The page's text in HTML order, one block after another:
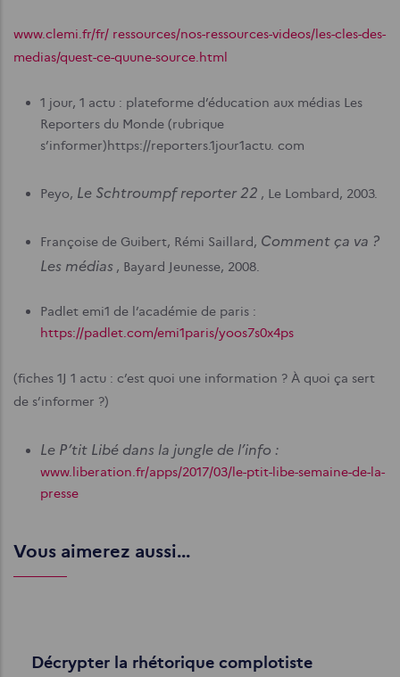
www.clemi.fr/fr/ ressources/nos-ressources-videos/les-cles-des-
medias/quest-ce-quune-source.html
1 jour, 1 actu : plateforme d’éducation aux médias Les
Reporters du Monde (rubrique
s’informer)https://reporters.1jour1actu. com
Peyo, Le Schtroumpf reporter 22 , Le Lombard, 2003.
Françoise de Guibert, Rémi Saillard, Comment ça va ?
Les médias , Bayard Jeunesse, 2008.
Padlet emi1 de l’académie de paris :
https://padlet.com/emi1paris/yoos7s0x4ps
(fiches 1J 1 actu : c’est quoi une information ? À quoi ça sert
de s’informer ?)
Le P’tit Libé dans la jungle de l’info :
www.liberation.fr/apps/2017/03/le-ptit-libe-semaine-de-la-
presse
Vous aimerez aussi...
Décrypter la rhétorique complotiste